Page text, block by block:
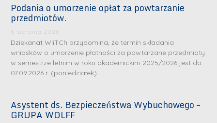
Podania o umorzenie opłat za powtarzanie
przedmiotów.
6 sierpnia 2026
Dziekanat WIiTCh przypomina, że termin składania
wniosków o umorzenie płatności za powtarzane przedmioty
w semestrze letnim w roku akademickim 2025/2026 jest do
07.09.2026 r. (poniedziałek).
Asystent ds. Bezpieczeństwa Wybuchowego –
GRUPA WOLFF